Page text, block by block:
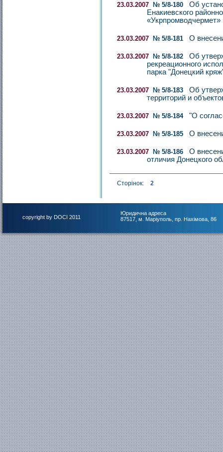
23.03.2007 № 5/8-180
Об
Енакиевского
«Укрпромводчермет»
23.03.2007 № 5/8-181 О
23.03.2007 № 5/8-182
Об
рекреационного
парка "Донецкий
23.03.2007 № 5/8-183
Об
территорий и
23.03.2007 № 5/8-184 "О
23.03.2007 № 5/8-185 О
23.03.2007 № 5/8-186
О
отличия Донецкого
Сторінок: 2
copyright by DOCI 2011
Юридична адреса
87517, м. Маріуполь, пр. Нахімова, 86